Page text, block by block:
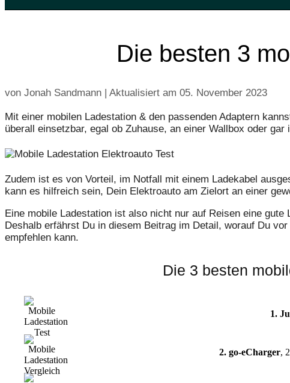
Die besten 3
von Jonah Sandmann | Aktualisiert am 05. November 2023
Mit einer mobilen Ladestation & den passenden Adaptern
überall einsetzbar, egal ob Zuhause, an einer Wallbox oder gar
Zudem ist es von Vorteil, im Notfall mit einem Ladekabel
kann es hilfreich sein, Dein Elektroauto am Zielort an einer
Eine mobile Ladestation ist also nicht nur auf Reisen eine
Deshalb erfährst Du in diesem Beitrag im Detail, worauf Du
empfehlen kann.
Die 3 besten
1.
2. go-eCharger,